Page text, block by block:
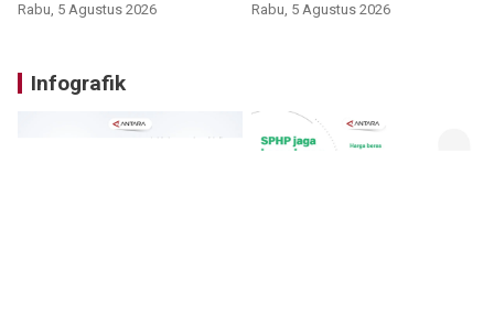
Rabu, 5 Agustus 2026 Rabu, 5 Agustus 2026
Infografik